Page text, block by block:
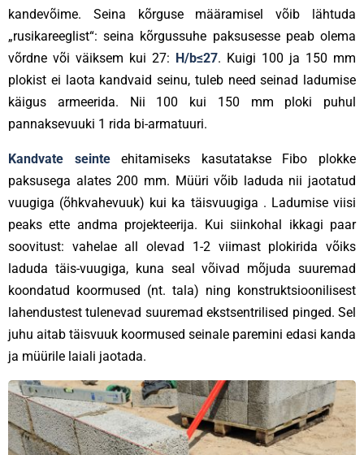
kandevõime. Seina kõrguse määramisel võib lähtuda
„rusikareeglist“: seina kõrgussuhe paksusesse peab olema
võrdne või väiksem kui 27: H/b≤27. Kuigi 100 ja 150 mm
plokist ei laota kandvaid seinu, tuleb need seinad ladumise
käigus armeerida. Nii 100 kui 150 mm ploki puhul
pannaksevuuki 1 rida bi-armatuuri.
Kandvate seinteehitamiseks kasutatakse Fibo plokke
paksusega alates 200 mm. Müüri võib laduda nii jaotatud
vuugiga (õhkvahevuuk) kui ka täisvuugiga . Ladumise viisi
peaks ette andma projekteerija. Kui siinkohal ikkagi paar
soovitust: vahelae all olevad 1-2 viimast plokirida võiks
laduda täis-vuugiga, kuna seal võivad mõjuda suuremad
koondatud koormused (nt. tala) ning konstruktsioonilisest
lahendustest tulenevad suuremad ekstsentrilised pinged. Sel
juhu aitab täisvuuk koormused seinale paremini edasi kanda
ja müürile laiali jaotada.